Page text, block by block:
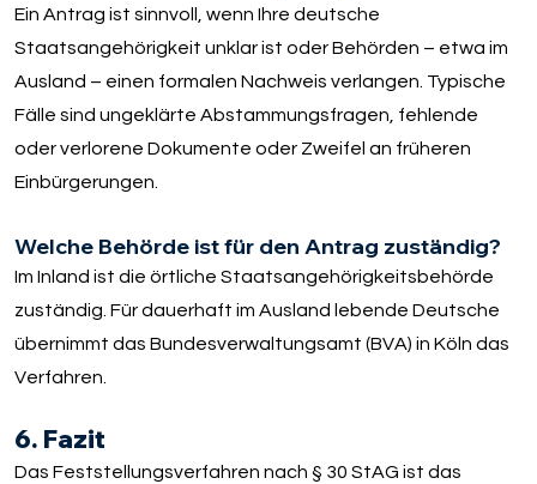
Ein Antrag ist sinnvoll, wenn Ihre deutsche
Staatsangehörigkeit unklar ist oder Behörden – etwa im
Ausland – einen formalen Nachweis verlangen. Typische
Fälle sind ungeklärte Abstammungsfragen, fehlende
oder verlorene Dokumente oder Zweifel an früheren
Einbürgerungen.
Welche Behörde ist für den Antrag zuständig?
Im Inland ist die örtliche Staatsangehörigkeitsbehörde
zuständig. Für dauerhaft im Ausland lebende Deutsche
übernimmt das Bundesverwaltungsamt (BVA) in Köln das
Verfahren.
6. Fazit
Das Feststellungsverfahren nach § 30 StAG ist das